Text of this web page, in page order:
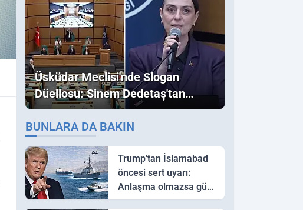
Üsküdar Meclisi'nde Slogan
Düellosu: Sinem Dedetaş'tan
Ezber Bozan "Erdoğan" ve
"İmamoğlu" Çıkışı!
BUNLARA DA BAKIN
Trump'tan İslamabad
öncesi sert uyarı:
Anlaşma olmazsa güç
kullanırız